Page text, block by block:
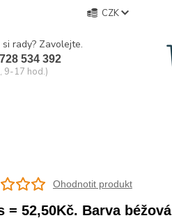
CZK
rady? Zavolejte.
534 392
9-17 hod.)
Ohodnotit produkt
= 52,50Kč. Barva béžová